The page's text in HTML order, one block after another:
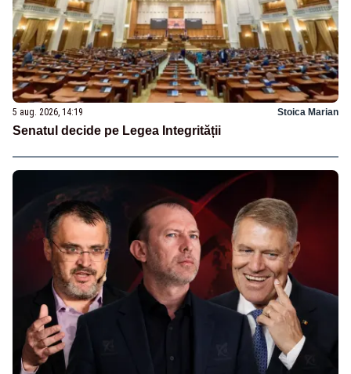
5 aug. 2026, 14:19 Stoica Marian
Senatul decide pe Legea Integrității